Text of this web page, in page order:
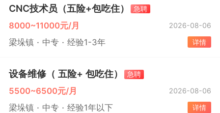
CNC技术员（五险+包吃住） 急聘
8000~11000元/月 2026-08-06
梁垛镇 中专 经验1-3年 详情
设备维修（ 五险+ 包吃住） 急聘
5500~6500元/月 2026-08-06
梁垛镇 中专 经验1年以下 详情